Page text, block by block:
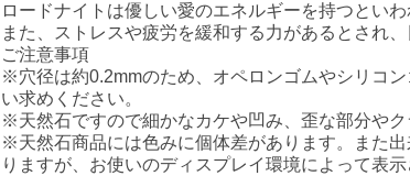
ロードナイトは優しい愛のエネルギーを持つとい
また、ストレスや疲労を緩和する力があるとされ
ご注意事項
※穴径は約0.2mmのため、オペロンゴムやシリコ
い求めください。
※天然石ですので細かなカケや凹み、歪な部分やク
※天然石商品には色みに個体差があります。また
りますが、お使いのディスプレイ環境によって表